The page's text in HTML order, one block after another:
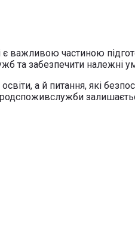
є важливою частиною
та забезпечити належні
а й питання, які